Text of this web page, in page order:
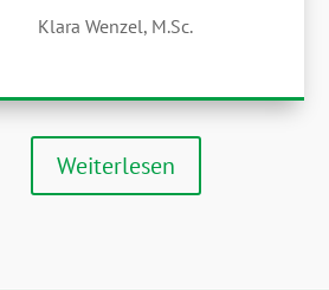
Klara Wenzel, M.Sc.
Weiterlesen